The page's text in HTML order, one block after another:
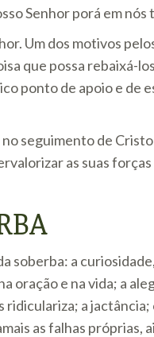
Senhor porá em nós
Um dos motivos
que possa rebaixá-
ponto de apoio e de
seguimento de
as suas
soberba: a
e na vida; a
a jactância;
as falhas próprias,